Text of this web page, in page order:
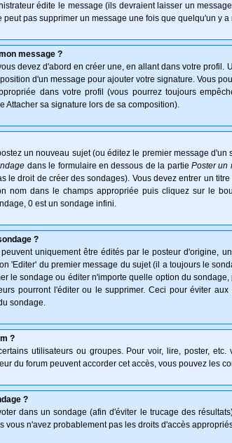
édite le message (ils devraient laisser un
pas supprimer un message une fois que quelqu'un y a
message ?
devez d'abord en créer une, en allant dans votre profil.
d'un message pour ajouter votre signature. Vous
dans votre profil (vous pourrez toujours
Attacher sa signature lors de sa composition).
un nouveau sujet (ou éditez le premier message d'un
dans le formulaire en dessous de la partie Poster un
le droit de créer des sondages). Vous devez entrer un
nom dans le champs appropriée puis cliquez sur le
0 est un sondage infini.
?
uniquement être édités par le posteur d'origine,
'Editer' du premier message du sujet (il a toujours le
le sondage ou éditer n'importe quelle option du
pourront l'éditer ou le supprimer. Ceci pour éviter
sondage.
?
utilisateurs ou groupes. Pour voir, lire, poster, etc.
du forum peuvent accorder cet accès, vous pouvez les
?
dans un sondage (afin d'éviter le trucage des
vous n'avez probablement pas les droits d'accès